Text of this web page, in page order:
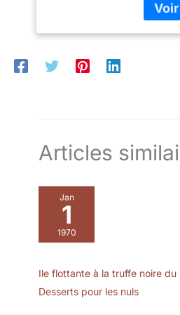
ou les
colis:
Articles
Jan
1
1970
Ile flottante à la truffe noire du
Desserts pour les nuls